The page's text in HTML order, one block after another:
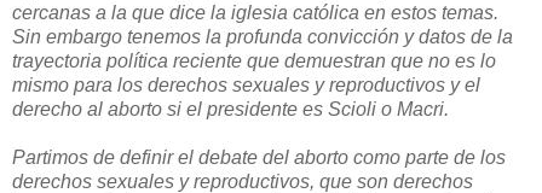
cercanas a la que dice la iglesia católica en estos temas.
Sin embargo tenemos la profunda convicción y datos de la
trayectoria política reciente que demuestran que no es lo
mismo para los derechos sexuales y reproductivos y el
derecho al aborto si el presidente es Scioli o Macri.
Partimos de definir el debate del aborto como parte de los
derechos sexuales y reproductivos, que son derechos